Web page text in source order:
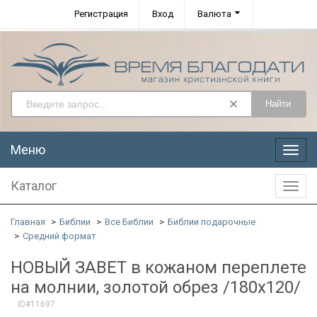
Регистрация Вход Валюта
Найти
Меню
Меню
Каталог
Главная Библии Все Библии
Библии подарочные
Средний формат
НОВЫЙ ЗАВЕТ в кожаном переплете
на молнии, золотой обрез /180х120/
ID#11697